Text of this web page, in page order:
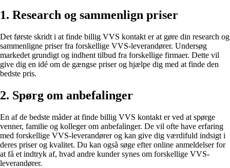
1. Research og sammenlign priser
Det første skridt i at finde billig VVS kontakt er at gøre din research og
sammenligne priser fra forskellige VVS-leverandører. Undersøg
markedet grundigt og indhent tilbud fra forskellige firmaer. Dette vil
give dig en idé om de gængse priser og hjælpe dig med at finde den
bedste pris.
2. Spørg om anbefalinger
En af de bedste måder at finde billig VVS kontakt er ved at spørge
venner, familie og kolleger om anbefalinger. De vil ofte have erfaring
med forskellige VVS-leverandører og kan give dig værdifuld indsigt i
deres priser og kvalitet. Du kan også søge efter online anmeldelser for
at få et indtryk af, hvad andre kunder synes om forskellige VVS-
leverandører.